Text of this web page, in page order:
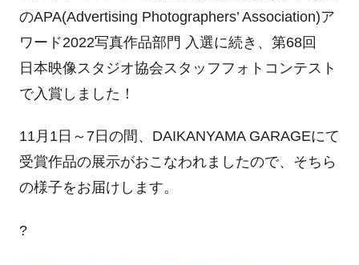
のAPA(Advertising Photographers’ Association)ア
ワード2022写真作品部門 入選に続き、第68回
日本映像スタジオ協会スタッフフォトコンテスト
で入賞しました！
11月1日～7日の間、DAIKANYAMA GARAGEにて
受賞作品の展示がおこなわれましたので、そちら
の様子をお届けします。
?